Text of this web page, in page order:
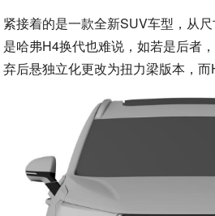
紧接着的是一款全新SUV车型，从
是哈弗H4换代也难说，如若是后者
弃后悬独立化更改为扭力梁版本，而